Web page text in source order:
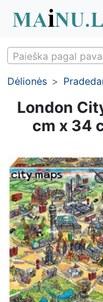
Paieška pagal
Dėlionės
London
cm x 34